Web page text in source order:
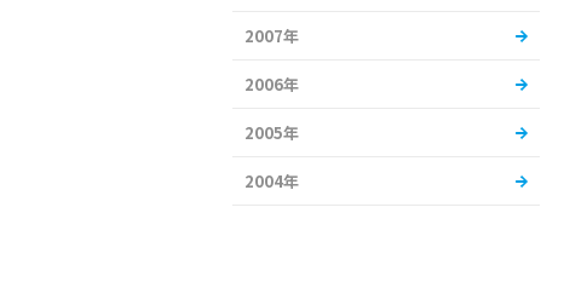
2007年
2006年
2005年
2004年